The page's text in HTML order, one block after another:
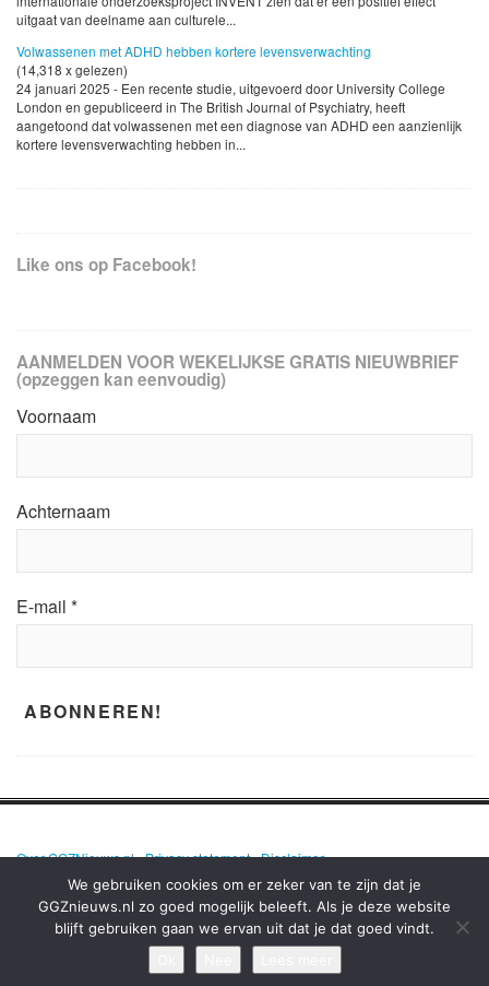
uitgaat van deelname aan culturele...
Volwassenen met ADHD hebben kortere levensverwachting
(14,318 x gelezen)
24 januari 2025 - Een recente studie, uitgevoerd door University College
London en gepubliceerd in The British Journal of Psychiatry, heeft
aangetoond dat volwassenen met een diagnose van ADHD een aanzienlijk
kortere levensverwachting hebben in...
Like ons op Facebook!
AANMELDEN VOOR WEKELIJKSE GRATIS NIEUWBRIEF
(opzeggen kan eenvoudig)
Voornaam
Achternaam
E-mail *
Over GGZNieuws.nl•Privacy statement•Disclaimer
GGZNIEUWS.NL – ELKE DAG HET NIEUWS OVER MENTALE GEZONDHEID
EN DE GGZ OP EEN RIJ!
We gebruiken cookies om er zeker van te zijn dat je
GGZnieuws.nl zo goed mogelijk beleeft. Als je deze website
blijft gebruiken gaan we ervan uit dat je dat goed vindt.